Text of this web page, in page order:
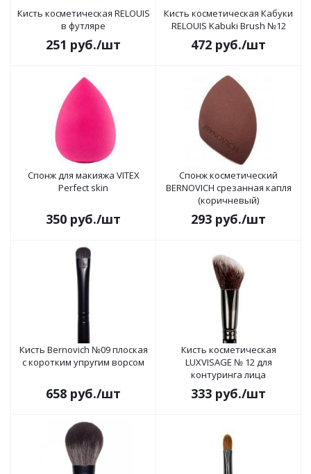
Кисть косметическая RELOUIS
в футляре
251 руб./шт
Кисть косметическая Кабуки
RELOUIS Kabuki Brush №12
472 руб./шт
Спонж для макияжа VITEX
Perfect skin
350 руб./шт
Спонж косметический
BERNOVICH срезанная капля
(коричневый)
293 руб./шт
Кисть Bernovich №09 плоская
с коротким упругим ворсом
658 руб./шт
Кисть косметическая
LUXVISAGE № 12 для
контуринга лица
333 руб./шт